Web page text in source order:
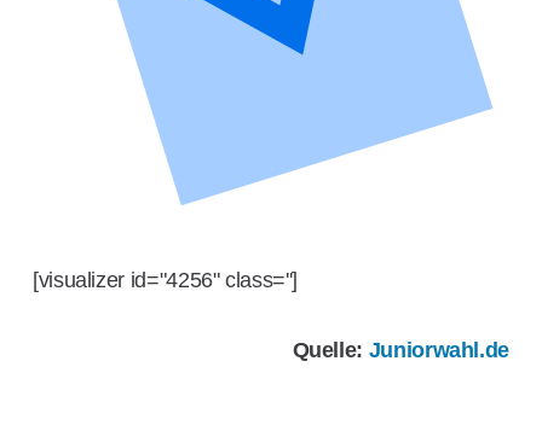
[visualizer id="4256" class='']
Quelle: Juniorwahl.de